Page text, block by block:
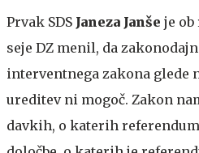
Prvak SDS Janeza Janše je ob
seje DZ menil, da
interventnega zakona glede
ureditev ni mogoč. Zakon
davkih, o katerih